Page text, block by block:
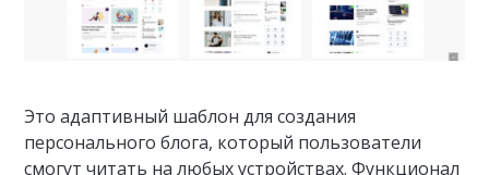
Это адаптивный шаблон для создания
персонального блога, который пользователи
смогут читать на любых устройствах. Функционал